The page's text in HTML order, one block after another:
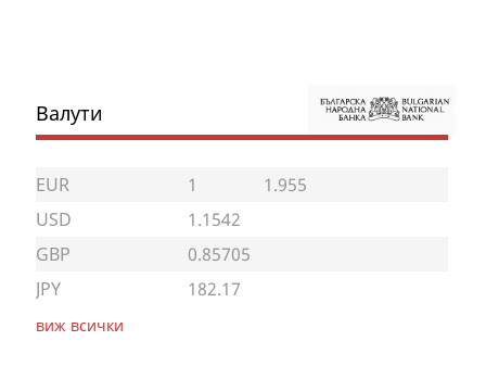
Валути
EUR 1
1.955
USD
1.1542
GBP
0.85705
JPY
182.17
виж всички